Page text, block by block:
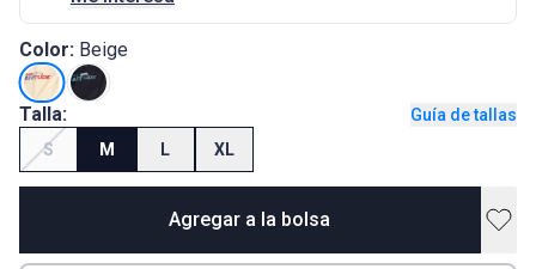
Color: Beige
Talla:
Guía de tallas
S
M L XL
Agregar a la bolsa